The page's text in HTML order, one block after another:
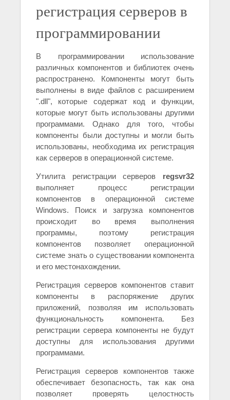
регистрация серверов в
программировании
В программировании использование
различных компонентов и библиотек очень
распространено. Компоненты могут быть
выполнены в виде файлов с расширением
".dll", которые содержат код и функции,
которые могут быть использованы другими
программами. Однако для того, чтобы
компоненты были доступны и могли быть
использованы, необходима их регистрация
как серверов в операционной системе.
Утилита регистрации серверов regsvr32
выполняет процесс регистрации
компонентов в операционной системе
Windows. Поиск и загрузка компонентов
происходит во время выполнения
программы, поэтому регистрация
компонентов позволяет операционной
системе знать о существовании компонента
и его местонахождении.
Регистрация серверов компонентов ставит
компоненты в распоряжение других
приложений, позволяя им использовать
функциональность компонента. Без
регистрации сервера компоненты не будут
доступны для использования другими
программами.
Регистрация серверов компонентов также
обеспечивает безопасность, так как она
позволяет проверять целостность